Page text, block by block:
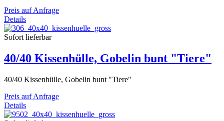
Preis auf Anfrage
Details
Sofort lieferbar
40/40 Kissenhülle, Gobelin bunt "Tiere"
40/40 Kissenhülle, Gobelin bunt "Tiere"
Preis auf Anfrage
Details